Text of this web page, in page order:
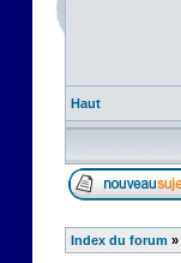
Haut
Index du forum »